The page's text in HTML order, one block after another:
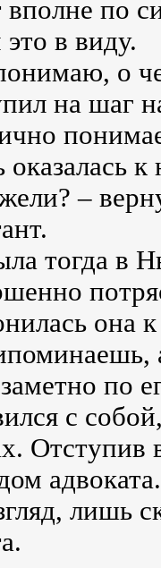
вполне по
в виду.
о
на шаг
оказалась
–
тогда в
она
по
с
Отступив
лишь